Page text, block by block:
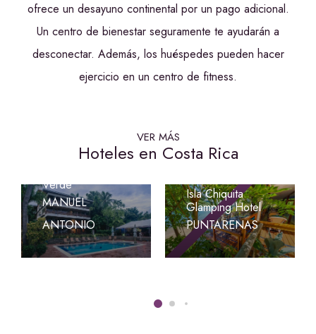
ofrece un desayuno continental por un pago adicional.
Un centro de bienestar seguramente te ayudarán a
desconectar. Además, los huéspedes pueden hacer
ejercicio en un centro de fitness.
VER MÁS
Hoteles en Costa Rica
Verde
MANUEL
ANTONIO
Isla Chiquita
Glamping Hotel
PUNTARENAS